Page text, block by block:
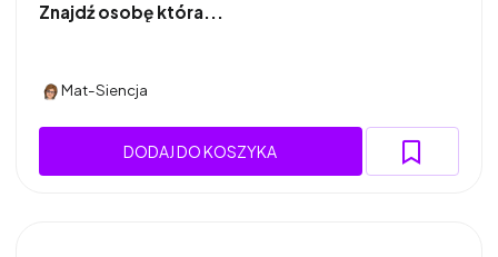
Znajdź osobę która...
Mat-Siencja
DODAJ DO KOSZYKA